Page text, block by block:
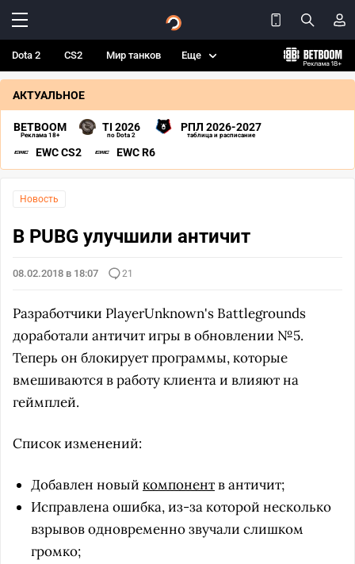
Dota 2 CS2 Мир танков Еще
АКТУАЛЬНОЕ
BETBOOM
Реклама 18+
TI 2026
по Dota 2
РПЛ 2026-2027
таблица и расписание
EWC CS2 EWC R6
Новость
В PUBG улучшили античит
08.02.2018 в 18:07 21
Разработчики PlayerUnknown's Battlegrounds
доработали античит игры в обновлении №5.
Теперь он блокирует программы, которые
вмешиваются в работу клиента и влияют на
геймплей.
Список изменений:
Добавлен новый компонентв античит;
Исправлена ошибка, из-за которой несколько
взрывов одновременно звучали слишком
громко;